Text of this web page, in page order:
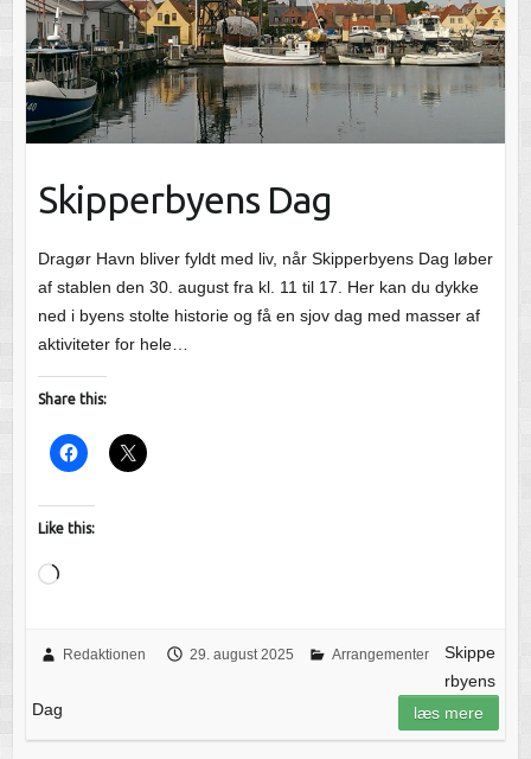
Skipperbyens Dag
Dragør Havn bliver fyldt med liv, når Skipperbyens Dag løber
af stablen den 30. august fra kl. 11 til 17. Her kan du dykke
ned i byens stolte historie og få en sjov dag med masser af
aktiviteter for hele…
Share this:
Like this:
Loading…
Redaktionen 29. august 2025 Arrangementer
Skippe
rbyens
Dag
læs mere